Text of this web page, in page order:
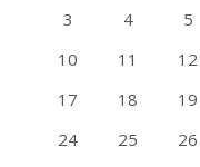
3
4 5
10
11 12
17
18 19
24
25 26